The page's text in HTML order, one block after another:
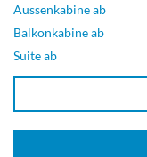
Aussenkabine ab
Balkonkabine ab
Suite ab